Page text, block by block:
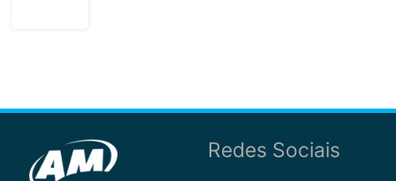
Redes Sociais